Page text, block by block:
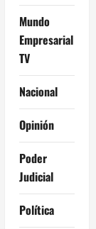
Mundo
Empresarial
TV
Nacional
Opinión
Poder
Judicial
Política